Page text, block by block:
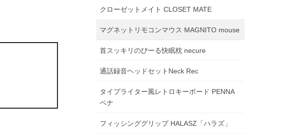
クローゼットメイト CLOSET MATE
マグネットリモコンマウス MAGNITO mouse
首スッキリのびーる快眠枕 necure
通話録音ヘッドセットNeck Rec
タイプライター風レトロキーボード PENNA
ペナ
フィッシンググリップ HALASZ「ハラズ」